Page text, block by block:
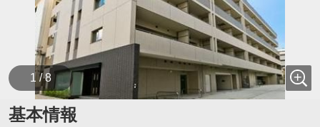
1 / 8
基本情報